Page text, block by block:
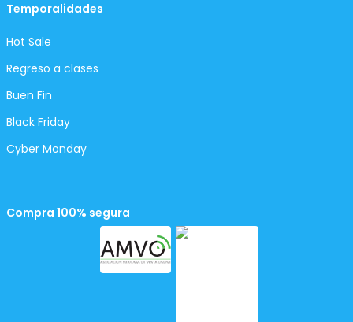
Temporalidades
Hot Sale
Regreso a clases
Buen Fin
Black Friday
Cyber Monday
Compra 100% segura